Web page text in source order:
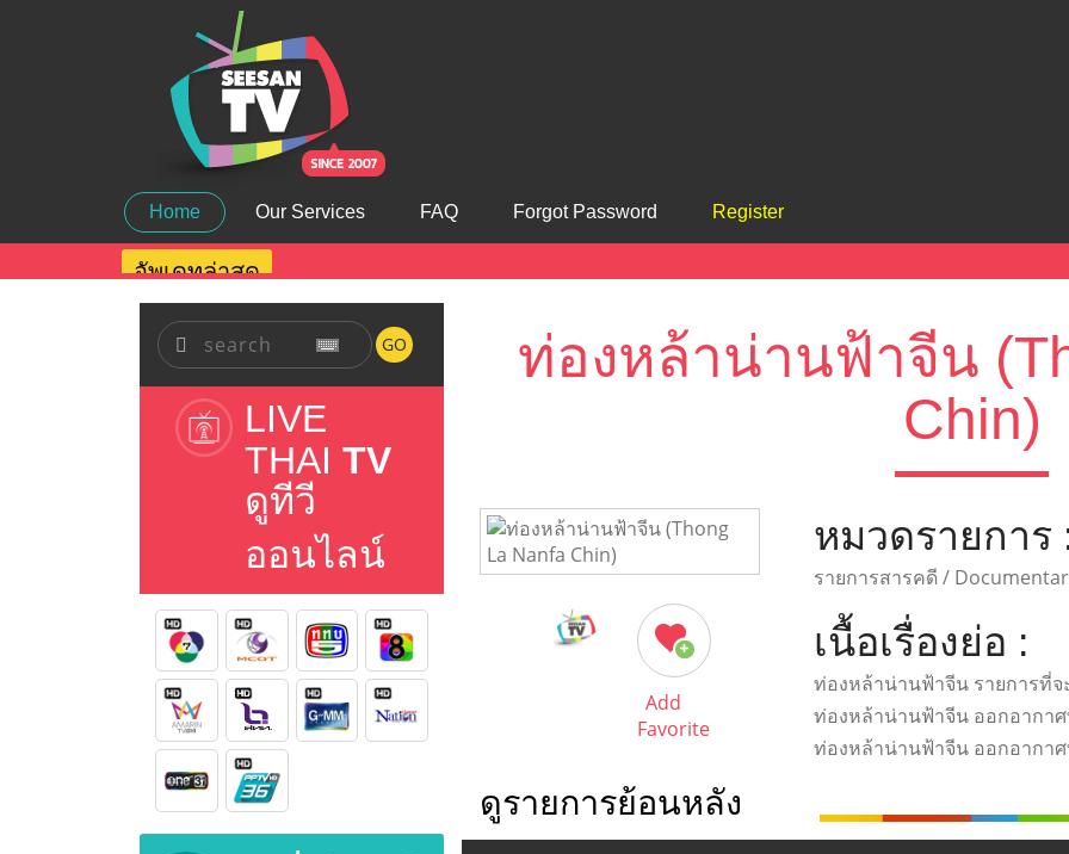
Home Our Services FAQ Forgot Password Register
อัพเดทล่าสุด
GO
LIVE
THAI TV
ดูทีวี
ออนไลน์
ท่องหล้าน่านฟ้าจีน
Chin)
Add
Favorite
หมวดรายการ
รายการสารคดี /
เนื้อเรื่องย่อ :
ท่องหล้าน่านฟ้าจีน รายการที่จ
ท่องหล้าน่านฟ้าจีน ออกอากา
ท่องหล้าน่านฟ้าจีน ออกอากาศ
ดูรายการย้อนหลัง